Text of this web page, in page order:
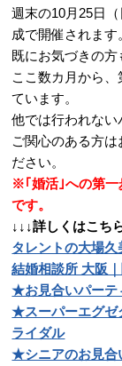
週末の10月25日
成で開催されます
既にお気づきの方
ここ数カ月から
ています。
他では行われない
ご関心のある方
ださい。
※｢婚活｣への第一
です。
↓↓↓詳しくはこち
タレントの大場
結婚相談所 大阪
★お見合いパーテ
★スーパーエグゼ
ライダル
★シニアのお見合